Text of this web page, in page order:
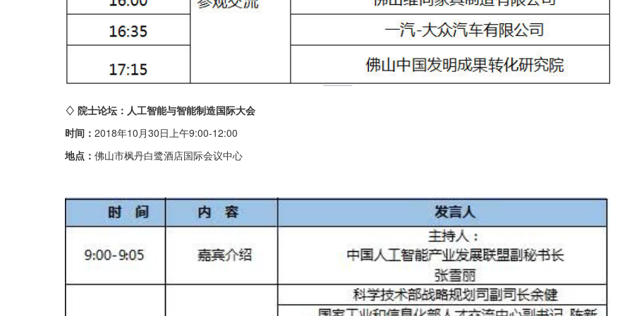
♢ 院士论坛：人工智能与智能制造国际大会
时间： 2018年10月30日上午9:00-12:00
地点： 佛山市枫丹白鹭酒店国际会议中心